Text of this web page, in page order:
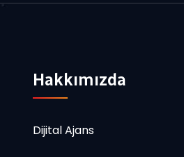
Hakkımızda
Dijital Ajans